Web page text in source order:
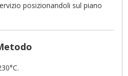
posizionandoli sul piano